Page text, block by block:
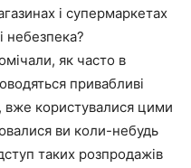
і супермаркетах
небезпека?
як часто в
привабливі
вже користувалися цими
ви коли-небудь
таких розпродажів